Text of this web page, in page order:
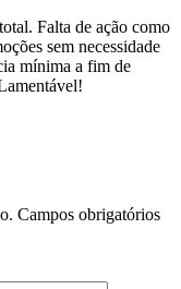
Falta de ação como
sem necessidade
mínima a fim de
Campos obrigatórios